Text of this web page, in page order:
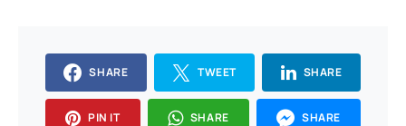
SHARE TWEET SHARE
PIN IT SHARE SHARE